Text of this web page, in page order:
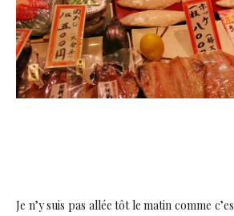
Je n’y suis pas allée tôt le matin comme